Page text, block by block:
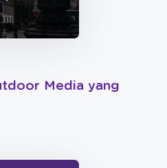
Media yang